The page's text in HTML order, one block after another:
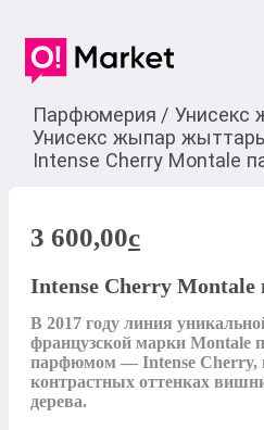
Парфюмерия / Унисекс
Унисекс жыпар
Intense Cherry Montale
3 600,00c
Intense Cherry
В 2017 году линия
французской марки Montale
парфюмом — Intense Cherry,
контрастных оттенках
дерева.